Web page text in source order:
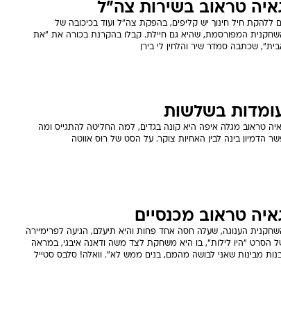
טראוב בשירות צה"ל
ללהקת חיל חינוך יש קליפים, בהפקת צה"ל ועוד בכיכובה של
המפורסמת, שהיא גם חיילת. קבלו בהקרנת בכורה את "את
שכתבה סמדר שיר והלחין לי בירן
בשלשות
טראוב מגלה איפה היא קונה בגדים, למה החליטה להתגייס ומה
הדמיון בינה לבין האחיות צוקר. על הסט של רוס אווטה
טראוב מכנסיים
הענוגה, שעלה חסה אחד פחות והיא תיעלם, הגיעה לפרימיירה
הסרט "היו לילות", בו היא משחקת לצד משה ודאנה איבגי, במראה
מבינות שאני לבושה מהמם, בנים ממש לא". וואלה! סלבס סטייל